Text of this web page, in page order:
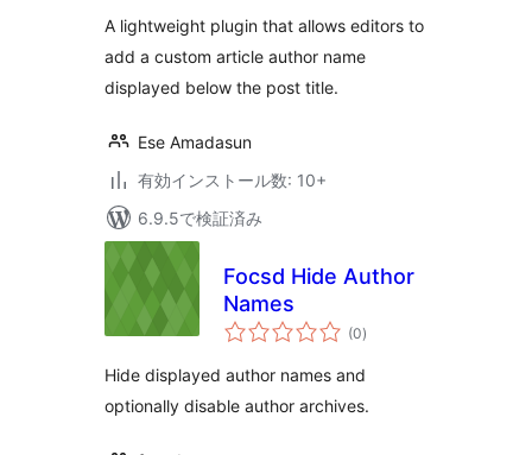
価
A lightweight plugin that allows editors to
add a custom article author name
displayed below the post title.
Ese Amadasun
有効インストール数: 10+
6.9.5で検証済み
Focsd Hide Author
Names
(0個
の
価
)
Hide displayed author names and
optionally disable author archives.